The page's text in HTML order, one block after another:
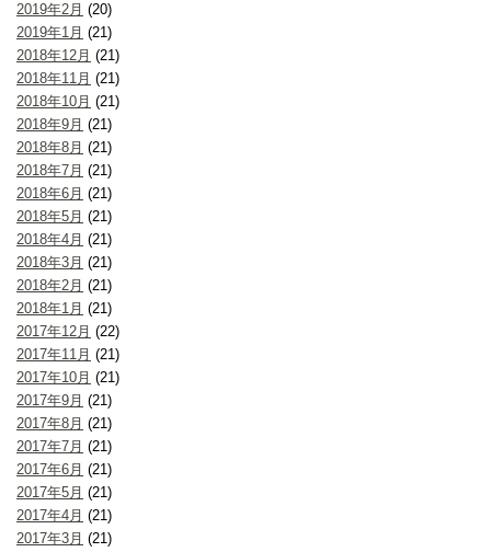
2019年2月 (20)
2019年1月 (21)
2018年12月 (21)
2018年11月 (21)
2018年10月 (21)
2018年9月 (21)
2018年8月 (21)
2018年7月 (21)
2018年6月 (21)
2018年5月 (21)
2018年4月 (21)
2018年3月 (21)
2018年2月 (21)
2018年1月 (21)
2017年12月 (22)
2017年11月 (21)
2017年10月 (21)
2017年9月 (21)
2017年8月 (21)
2017年7月 (21)
2017年6月 (21)
2017年5月 (21)
2017年4月 (21)
2017年3月 (21)